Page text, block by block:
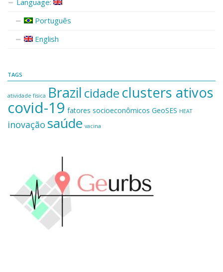
Language:
Português
English
TAGS
atividade física Brazil cidade clusters ativos
covid-19 fatores socioeconômicos GeoSES HEAT
inovação saúde vacina